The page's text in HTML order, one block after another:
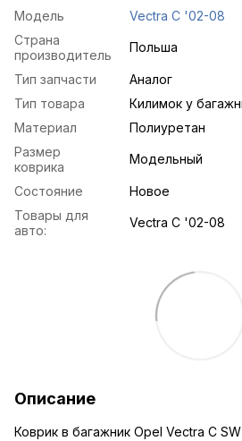
Модель
Vectra C '02-08
Страна
производитель
Польша
Тип запчасти
Аналог
Тип товара
Килимок у
Материал
Полиуретан
Размер
коврика
Модельный
Состояние
Новое
Товары для
авто:
Vectra C '02-08
Описание
Коврик в багажник Opel Vectra C